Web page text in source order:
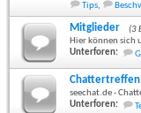
Tips,
Mitglieder
(3
Hier können sich
Unterforen:
Chattertreffen
seechat.de -
Unterforen: